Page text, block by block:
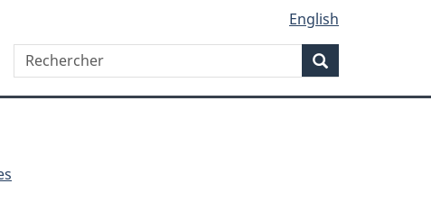
English
Rechercher
Rechercher